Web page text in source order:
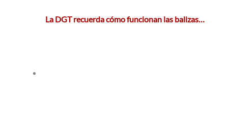
La DGT recuerda cómo funcionan las balizas…